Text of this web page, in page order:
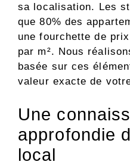
sa localisation. Les
que 80% des
une fourchette de
par m². Nous
basée sur ces
valeur exacte de
Une
approfondie
local